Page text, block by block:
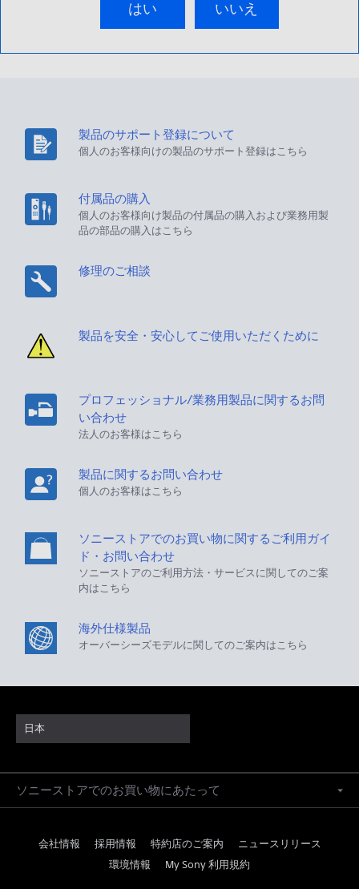
はい いいえ
製品のサポート登録について
個人のお客様向けの製品のサポート登録はこちら
付属品の購入
個人のお客様向け製品の付属品の購入および業務用製
品の部品の購入はこちら
修理のご相談
製品を安全・安心してご使用いただくために
プロフェッショナル/業務用製品に関するお問
い合わせ
法人のお客様はこちら
製品に関するお問い合わせ
個人のお客様はこちら
ソニーストアでのお買い物に関するご利用ガイ
ド・お問い合わせ
ソニーストアのご利用方法・サービスに関してのご案
内はこちら
海外仕様製品
オーバーシーズモデルに関してのご案内はこちら
日本
ソニーストアでのお買い物にあたって
会社情報 採用情報 特約店のご案内
ニュースリリース
環境情報
My Sony 利用規約